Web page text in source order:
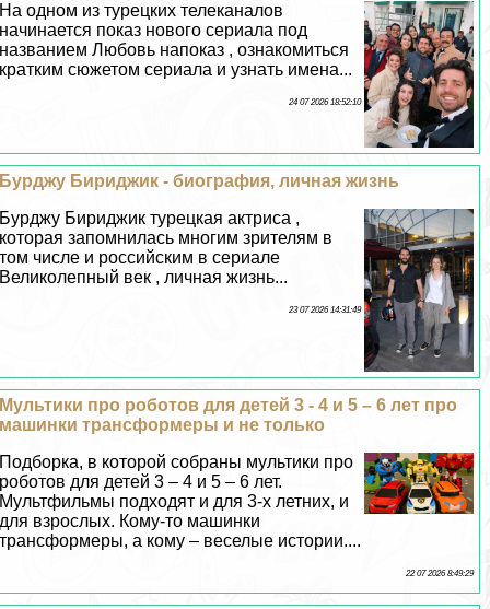
На одном из турецких телеканалов
начинается показ нового сериала под
названием Любовь напоказ , ознакомиться
кратким сюжетом сериала и узнать имена...
24 07 2026 18:52:10
Бурджу Бириджик - биография, личная жизнь
Бурджу Бириджик турецкая актриса ,
которая запомнилась многим зрителям в
том числе и российским в сериале
Великолепный век , личная жизнь...
23 07 2026 14:31:49
Мультики про роботов для детей 3 - 4 и 5 – 6 лет про
машинки трaнcформеры и не только
Подборка, в которой собраны мультики про
роботов для детей 3 – 4 и 5 – 6 лет.
Мультфильмы подходят и для 3-х летних, и
для взрослых. Кому-то машинки
трaнcформеры, а кому – веселые истории....
22 07 2026 8:49:29